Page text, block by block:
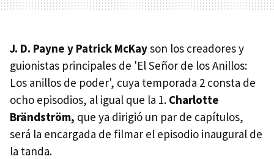
J. D. Payne y Patrick McKayson los creadores y
guionistas principales de 'El Señor de los Anillos:
Los anillos de poder', cuya temporada 2 consta de
ocho episodios, al igual que la 1. Charlotte
Brändström, que ya dirigió un par de capítulos,
será la encargada de filmar el episodio inaugural de
la tanda.